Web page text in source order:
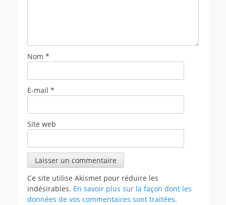
Nom *
E-mail *
Site web
Ce site utilise Akismet pour réduire les
indésirables. En savoir plus sur la façon dont les
données de vos commentaires sont traitées.